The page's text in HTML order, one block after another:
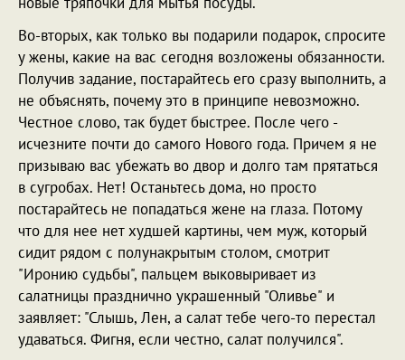
Во-вторых, как только вы подарили подарок, спросите
у жены, какие на вас сегодня возложены обязанности.
Получив задание, постарайтесь его сразу выполнить, а
не объяснять, почему это в принципе невозможно.
Честное слово, так будет быстрее. После чего -
исчезните почти до самого Нового года. Причем я не
призываю вас убежать во двор и долго там прятаться
в сугробах. Нет! Останьтесь дома, но просто
постарайтесь не попадаться жене на глаза. Потому
что для нее нет худшей картины, чем муж, который
сидит рядом с полунакрытым столом, смотрит
"Иронию судьбы", пальцем выковыривает из
салатницы празднично украшенный "Оливье" и
заявляет: "Слышь, Лен, а салат тебе чего-то перестал
удаваться. Фигня, если честно, салат получился".